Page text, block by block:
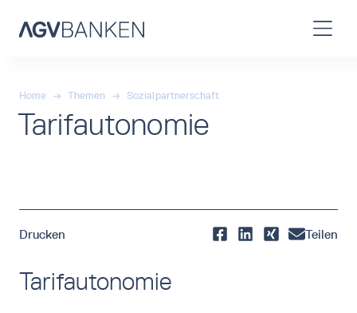
Home → Themen → Sozialpartnerschaft
Tarifautonomie
Drucken Teilen
Tarifautonomie